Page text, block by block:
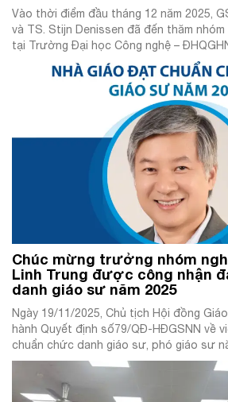
Vào thời điểm đầu tháng 12 năm 2025,
và TS. Stijn Denissen đã đến thăm nhóm
tại Trường Đại học Công nghệ –
mục đích thảo luận, trao đổi về việc phát
thống Federated Learning theo sự hợp
Chúc mừng trưởng nhóm
Linh Trung được công nhận
danh giáo sư năm 2025
Ngày 19/11/2025, Chủ tịch Hội đồng
hành Quyết định số79/QĐ-HĐGSNN về
chuẩn chức danh giáo sư, phó giáo sư
thành tích nổi bật trong nghiên cứu